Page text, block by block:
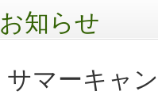
お知らせ
サマーキャ